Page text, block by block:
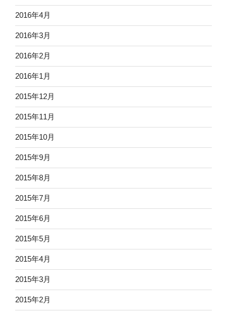
2016年4月
2016年3月
2016年2月
2016年1月
2015年12月
2015年11月
2015年10月
2015年9月
2015年8月
2015年7月
2015年6月
2015年5月
2015年4月
2015年3月
2015年2月